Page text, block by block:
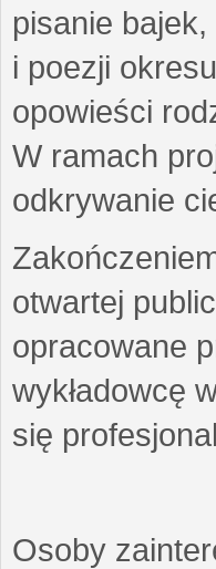
pisanie
i poezji
opowieści
W ramach
odkrywanie
otwartej
opracowane
wykładowcę
się
Osoby